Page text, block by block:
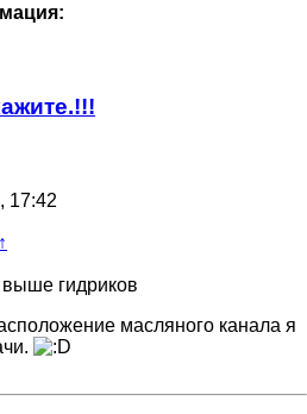
17:42
↑
гидриков
масляного канала я